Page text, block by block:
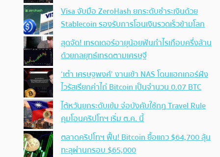
Visa จับมือ ZeroHash ยกระดับชำระเงินด้วย
Stablecoin รองรับการโอนเงินรวดเร็วข้ามโลก
สุดจัด! เทรดเดอร์อายุน้อยฟันกำไรเกือบครึ่งล้าน
ด้วยกลยุทธ์เทรดตามเศรษฐี
‘เต๋า เศรษฐพงศ์’ งานเข้า NAS โดนแฮกเกอร์ฝัง
ไวรัสเรียกค่าไถ่ Bitcoin เป็นจำนวน 0.07 BTC
ไต้หวันยกระดับเข้ม จ่อบังคับใช้กฏ Travel Rule
คุมโอนคริปโทฯ เริ่ม ต.ค. นี้
ตลาดคริปโทฯ ฟื้น! Bitcoin ยื้อแถว $64,700 ลุ้น
ทะลุผ่านกรอบ $65,000